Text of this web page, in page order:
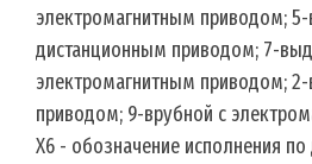
электромагнитным приводом;
дистанционным приводом; 7-
электромагнитным приводом;
приводом; 9-врубной с
Х6 - обозначение исполнения